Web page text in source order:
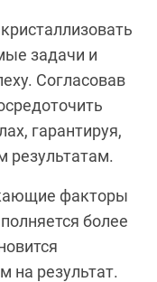
задачи и
Согласовав
гарантируя,
факторы
более
на результат.